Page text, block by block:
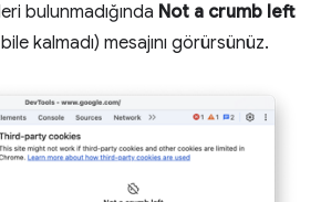
bulunmadığında Not a crumb left
bile kalmadı) mesajını görürsünüz.